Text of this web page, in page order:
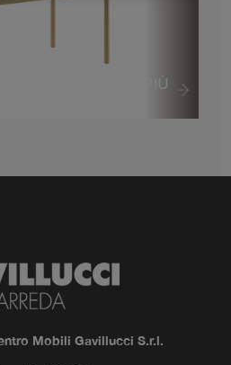
VEDI DI PIÙ
Mobili Gavillucci S.r.l.